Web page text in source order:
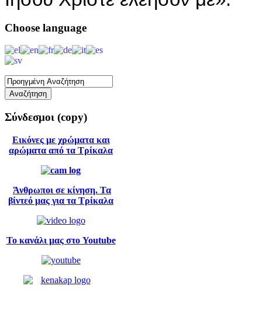
Choose language
Σύνδεσμοι (copy)
Εικόνες με χρώματα και
αρώματα από τα Τρίκαλα
Άνθρωποι σε κίνηση. Τα
βίντεό μας για τα Τρίκαλα
Το κανάλι μας στο Youtube